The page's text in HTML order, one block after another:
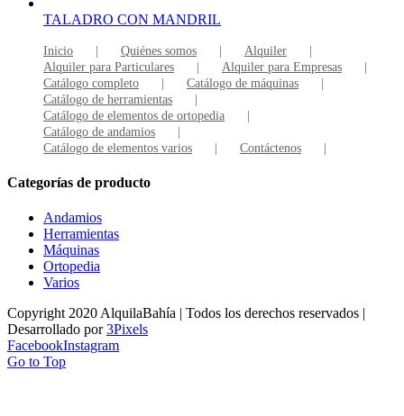
TALADRO CON MANDRIL
Inicio Quiénes somos
Alquiler
Alquiler para Particulares
Alquiler para Empresas
Catálogo completo
Catálogo de máquinas
Catálogo de herramientas
Catálogo de elementos de ortopedia
Catálogo de andamios
Catálogo de elementos varios
Contáctenos
Categorías de producto
Andamios
Herramientas
Máquinas
Ortopedia
Varios
Copyright 2020 AlquilaBahía | Todos los derechos reservados |
Desarrollado por3Pixels
FacebookInstagram
Go to Top